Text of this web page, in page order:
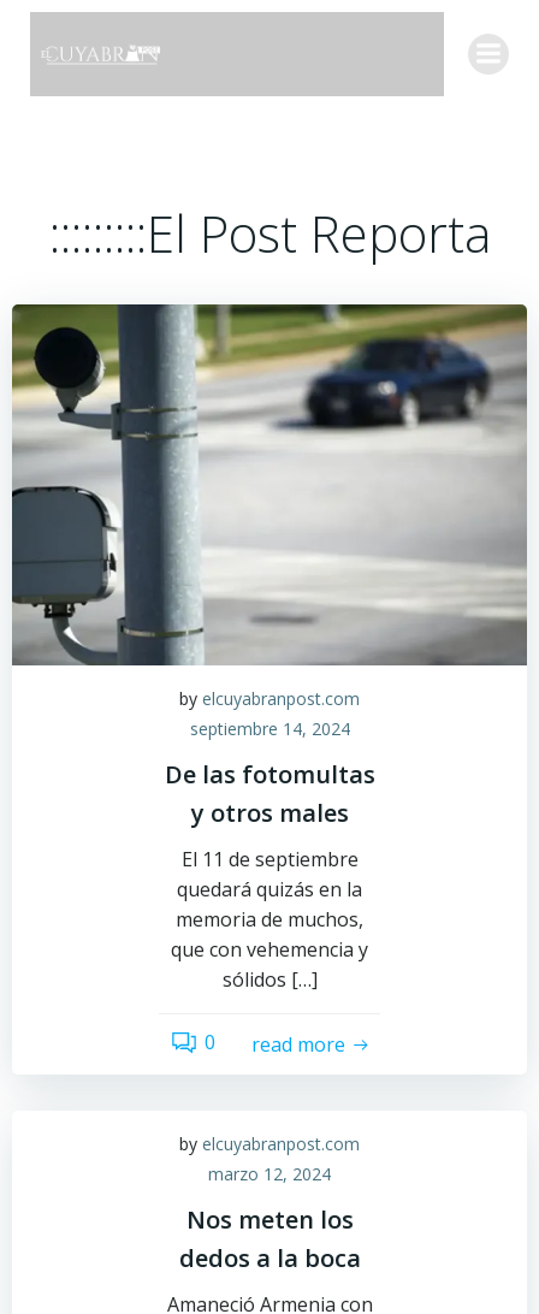
Saltar
:::::::::El Post Reporta
by elcuyabranpost.com
septiembre 14, 2024
De las fotomultas
y otros males
El 11 de septiembre
quedará quizás en la
memoria de muchos,
que con vehemencia y
sólidos […]
0 read more
by elcuyabranpost.com
marzo 12, 2024
Nos meten los
dedos a la boca
Amaneció Armenia con